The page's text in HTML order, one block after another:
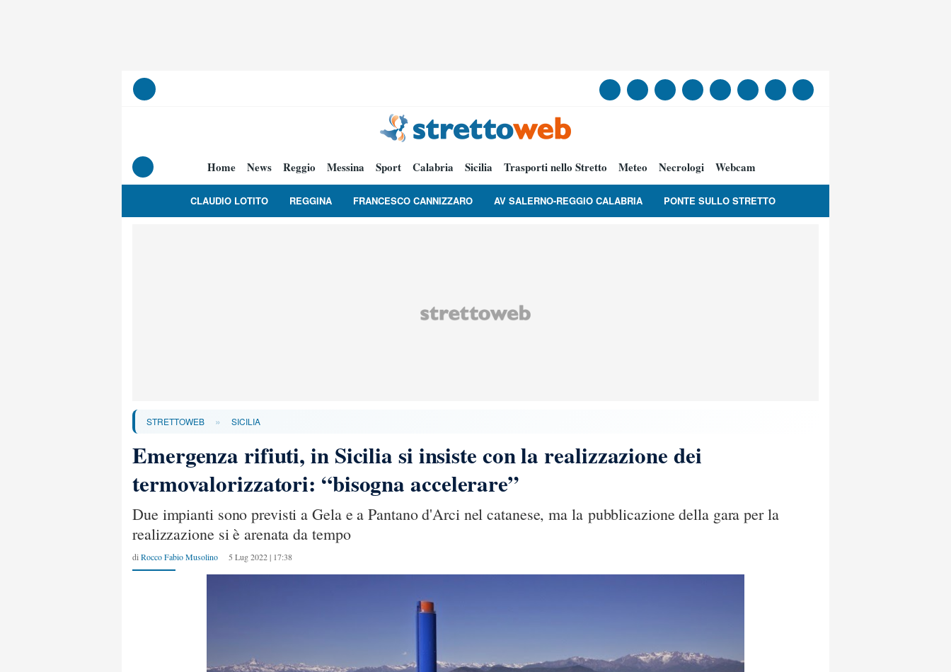
Home News Reggio Messina Sport Calabria Sicilia Trasporti nello Stretto Meteo Necrologi Webcam
CLAUDIO LOTITO REGGINA FRANCESCO CANNIZZARO AV SALERNO-REGGIO CALABRIA PONTE SULLO STRETTO
STRETTOWEB » SICILIA
Emergenza rifiuti, in Sicilia si insiste con la realizzazione dei
termovalorizzatori: “bisogna accelerare”
Due impianti sono previsti a Gela e a Pantano d'Arci nel catanese, ma la pubblicazione della gara per la
realizzazione si è arenata da tempo
di Rocco Fabio Musolino 5 Lug 2022 | 17:38